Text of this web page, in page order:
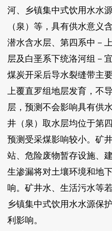
河、乡镇集中式饮用水水
（泉）等，具有供水意义
潜水含水层、第四系中－
层及白垩系下统洛河组－
煤炭开采后导水裂缝带主
上覆直罗组地层发育，不
层，预测不会影响具有供
井（泉）取水层均位于第
预测受采煤影响较小。矿
站、危险废物暂存设施、
生渗漏将对土壤环境和地
响。矿井水、生活污水等
乡镇集中式饮用水水源保
利影响。